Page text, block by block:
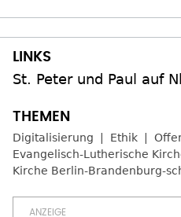
St. Peter und Paul auf
Digitalisierung Ethik
Evangelisch-Lutherische
Kirche Berlin-Brandenburg-